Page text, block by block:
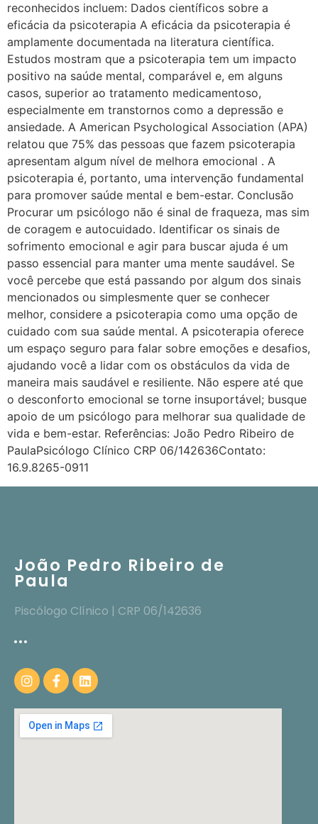
reconhecidos incluem: Dados científicos sobre a
eficácia da psicoterapia A eficácia da psicoterapia é
amplamente documentada na literatura científica.
Estudos mostram que a psicoterapia tem um impacto
positivo na saúde mental, comparável e, em alguns
casos, superior ao tratamento medicamentoso,
especialmente em transtornos como a depressão e
ansiedade. A American Psychological Association (APA)
relatou que 75% das pessoas que fazem psicoterapia
apresentam algum nível de melhora emocional . A
psicoterapia é, portanto, uma intervenção fundamental
para promover saúde mental e bem-estar. Conclusão
Procurar um psicólogo não é sinal de fraqueza, mas sim
de coragem e autocuidado. Identificar os sinais de
sofrimento emocional e agir para buscar ajuda é um
passo essencial para manter uma mente saudável. Se
você percebe que está passando por algum dos sinais
mencionados ou simplesmente quer se conhecer
melhor, considere a psicoterapia como uma opção de
cuidado com sua saúde mental. A psicoterapia oferece
um espaço seguro para falar sobre emoções e desafios,
ajudando você a lidar com os obstáculos da vida de
maneira mais saudável e resiliente. Não espere até que
o desconforto emocional se torne insuportável; busque
apoio de um psicólogo para melhorar sua qualidade de
vida e bem-estar. Referências: João Pedro Ribeiro de
PaulaPsicólogo Clínico CRP 06/142636Contato:
16.9.8265-0911
João Pedro Ribeiro de
Paula
Piscólogo Clínico | CRP 06/142636